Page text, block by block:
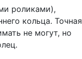
роликами),
кольца. Точная
не могут, но